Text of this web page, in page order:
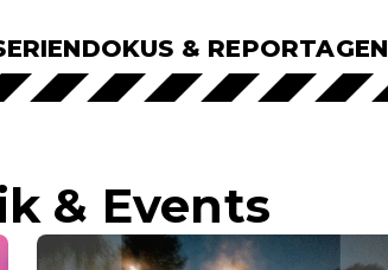
DOKUS & REPORTAGEN
& Events